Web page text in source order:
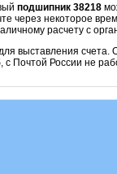
подшипник 38218
через некоторое
расчету с
выставления счета.
с Почтой России не